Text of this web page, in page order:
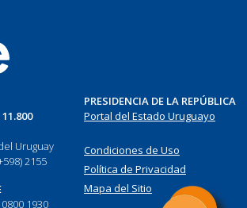
Uruguay
2155
1930
PRESIDENCIA DE LA REPÚBLICA
Portal del Estado Uruguayo
Condiciones de Uso
Política de Privacidad
Mapa del Sitio